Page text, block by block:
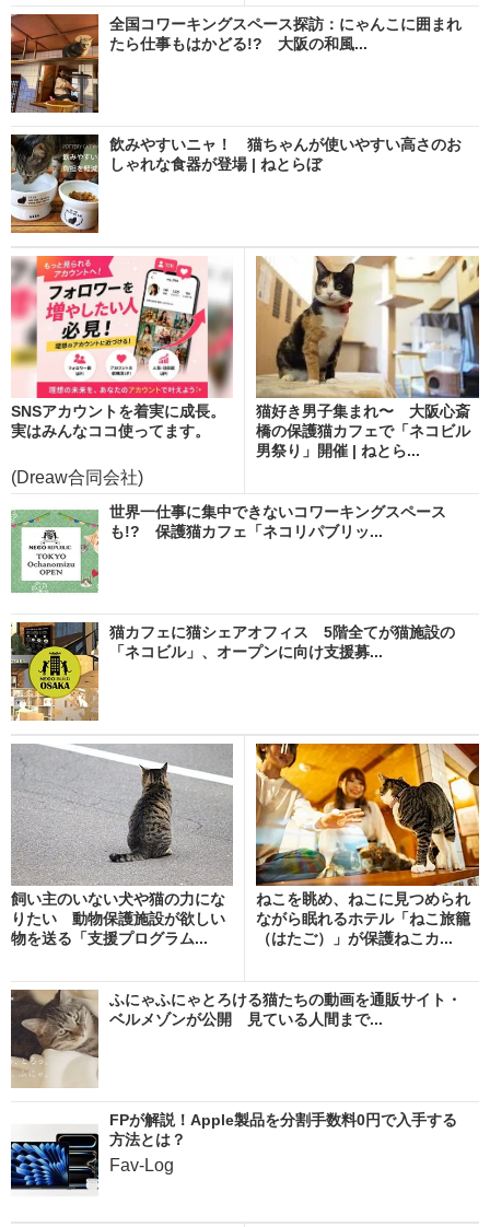
全国コワーキングスペース探訪：にゃんこに囲まれ
たら仕事もはかどる!? 大阪の和風...
飲みやすいニャ！ 猫ちゃんが使いやすい高さのお
しゃれな食器が登場 | ねとらぼ
SNSアカウントを着実に成長。
実はみんなココ使ってます。
(Dreaw合同会社)
猫好き男子集まれ〜 大阪心斎
橋の保護猫カフェで「ネコビル
男祭り」開催 | ねとら...
世界一仕事に集中できないコワーキングスペース
も!? 保護猫カフェ「ネコリパブリッ...
猫カフェに猫シェアオフィス 5階全てが猫施設の
「ネコビル」、オープンに向け支援募...
飼い主のいない犬や猫の力にな
りたい 動物保護施設が欲しい
物を送る「支援プログラム...
ねこを眺め、ねこに見つめられ
ながら眠れるホテル「ねこ旅籠
（はたご）」が保護ねこカ...
ふにゃふにゃとろける猫たちの動画を通販サイト・
ベルメゾンが公開 見ている人間まで...
FPが解説！Apple製品を分割手数料0円で入手する
方法とは？
Fav-Log